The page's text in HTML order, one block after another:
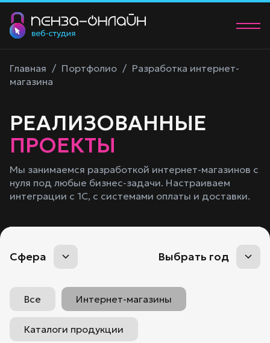
Портфолио
Контакты
+7 (902) 205-83-00
manager@58studio.ru
Обсудить проект
Главная / Портфолио / Разработка интернет-
магазина
РЕАЛИЗОВАННЫЕ
ПРОЕКТЫ
Мы занимаемся разработкой интернет-магазинов с
нуля под любые бизнес-задачи. Настраиваем
интеграции с 1С, с системами оплаты и доставки.
Все Интернет-магазины
Каталоги продукции
Сфера Выбрать год